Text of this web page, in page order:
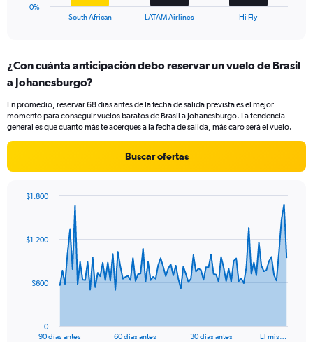
Range:
3
The
chart
axis
values.
to
South African LATAM Airlines Hi Fly
0%
¿Con cuánta anticipación debo reservar un vuelo de Brasil
a Johanesburgo?
En promedio, reservar 68 días antes de la fecha de salida prevista es el mejor
momento para conseguir vuelos baratos de Brasil a Johanesburgo. La tendencia
general es que cuanto más te acerques a la fecha de salida, más caro será el vuelo.
Buscar ofertas
data
The
90 días antes 60 días antes 30 días antes El mis…
0
$600
$1.200
$1.800